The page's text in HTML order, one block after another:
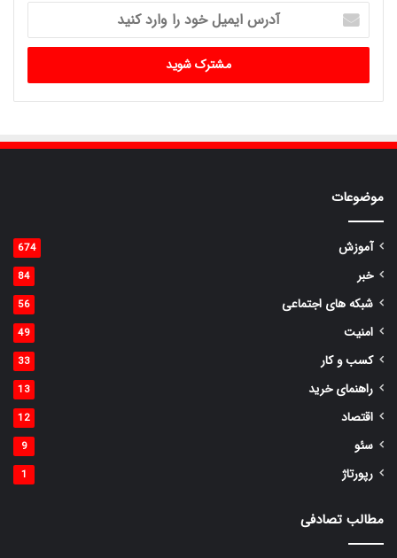
آدرس
ایمیل
خود
وارد
کنید
موضوعات
آموزش 674
خبر 84
شبکه های اجتماعی 56
امنیت 49
کسب و کار 33
راهنمای خرید 13
اقتصاد 12
سئو 9
رپورتاژ 1
مطالب تصادفی